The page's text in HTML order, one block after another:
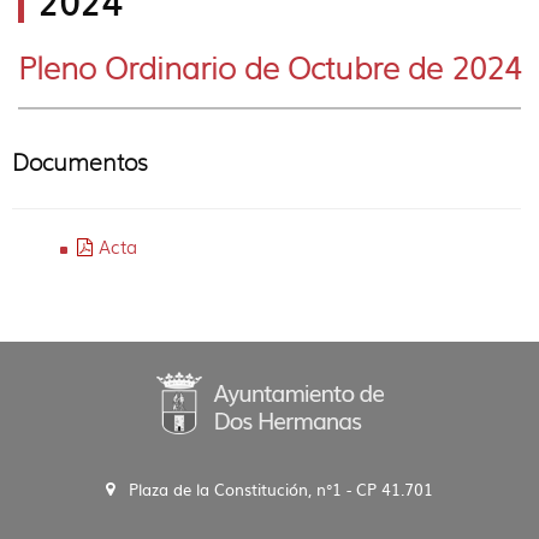
Pleno Ordinario de Octubre de 2024
Documentos
Acta
Plaza de la Constitución, n°1 - CP 41.701